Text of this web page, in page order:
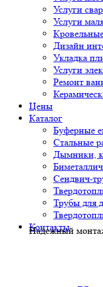
Услуги
Услуги
Дизайн
Укладка
Услуги
Ремонт
Цены
Каталог
Буферные
Стальные
Дымники,
Сендвич-
Трубы для
Контакты
Надежный